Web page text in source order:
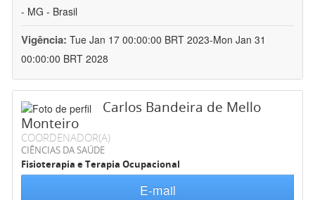
- MG - Brasil
Vigência: Tue Jan 17 00:00:00 BRT 2023-Mon Jan 31
00:00:00 BRT 2028
Carlos Bandeira de Mello
Monteiro
COORDENADOR(A)
CIÊNCIAS DA SAÚDE
Fisioterapia e Terapia Ocupacional
E-mail